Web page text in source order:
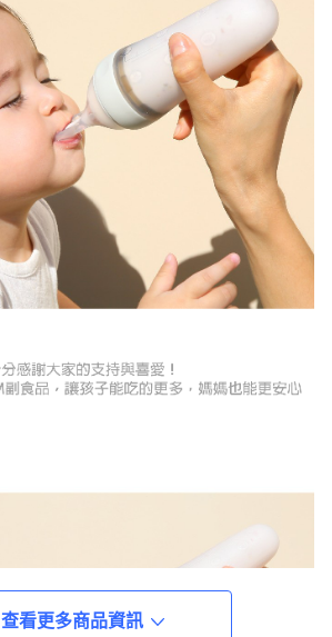
查看更多商品資訊